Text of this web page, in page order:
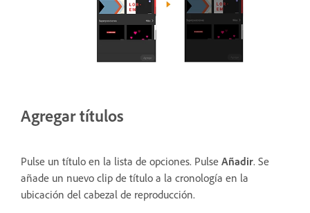
Agregar títulos
Pulse un título en la lista de opciones. Pulse Añadir. Se
añade un nuevo clip de título a la cronología en la
ubicación del cabezal de reproducción.